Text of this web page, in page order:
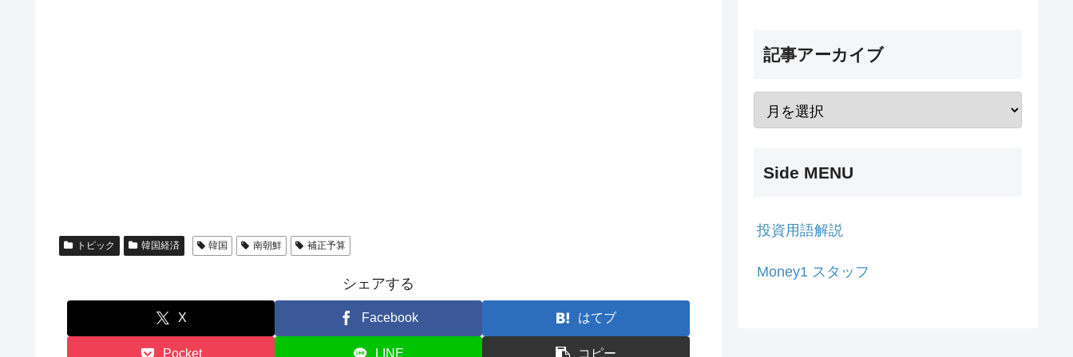
トピック 韓国経済 韓国 南朝鮮 補正予算
シェアする
X Facebook はてブ
Pocket LINE コピー
記事アーカイブ
Side MENU
投資用語解説
Money1 スタッフ